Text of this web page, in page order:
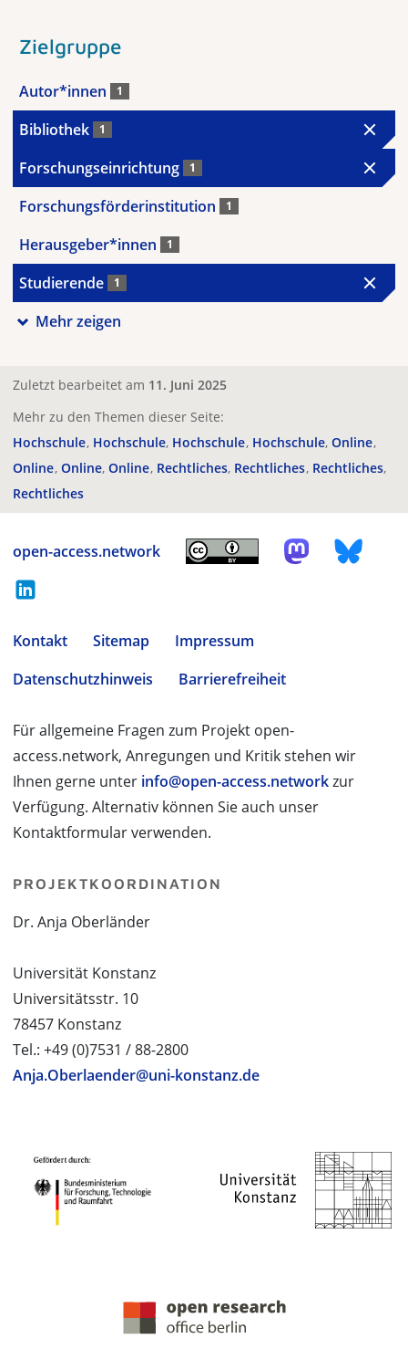
Zielgruppe
Autor*innen 1
Bibliothek 1
Forschungseinrichtung 1
Forschungsförderinstitution 1
Herausgeber*innen 1
Studierende 1
Mehr zeigen
Zuletzt bearbeitet am 11. Juni 2025
Mehr zu den Themen dieser Seite:
Hochschule Hochschule Hochschule Hochschule Online
Online Online Online Rechtliches Rechtliches Rechtliches
Rechtliches
open-access.network
Kontakt Sitemap
Impressum
Datenschutzhinweis
Barrierefreiheit
Für allgemeine Fragen zum Projekt open-
access.network, Anregungen und Kritik stehen wir
Ihnen gerne unter info@open-access.networkzur
Verfügung. Alternativ können Sie auch unser
Kontaktformular verwenden.
PROJEKTKOORDINATION
Dr. Anja Oberländer
Universität Konstanz
Universitätsstr. 10
78457 Konstanz
Tel.: +49 (0)7531 / 88-2800
Anja.Oberlaender@uni-konstanz.de